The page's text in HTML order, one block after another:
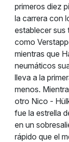
primeros diez
la carrera con
establecer sus
como
mientras que
neumáticos
lleva a la
menos.
otro Nico -
fue la estrella
en un
rápido que el